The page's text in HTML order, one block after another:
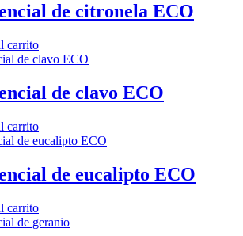
de citronela ECO
carrito
de clavo ECO
carrito
de eucalipto ECO
carrito